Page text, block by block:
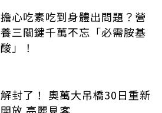
擔心吃素吃到身體出問題？營
養三關鍵千萬不忘「必需胺基
酸」！
解封了！ 奧萬大吊橋30日重新
開放 亮麗見客